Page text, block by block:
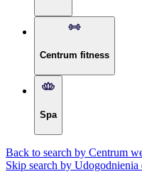
Centrum fitness
Spa
Back to search by Centrum
Skip search by Udogodnienia